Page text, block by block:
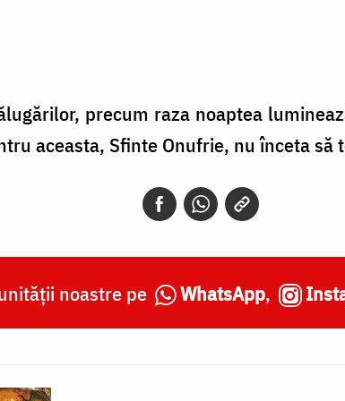
precum raza noaptea
aceasta, Sfinte Onufrie, nu înceta să
noastre pe WhatsApp,